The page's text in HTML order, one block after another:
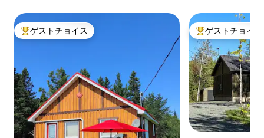
大好評のゲストチョイスです。
ゲストチョイス 大好評のゲスト
ゲストチョイス